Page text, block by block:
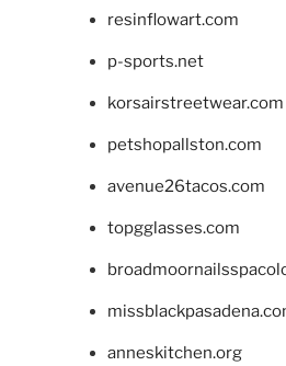
resinflowart.com
p-sports.net
korsairstreetwear.com
petshopallston.com
avenue26tacos.com
topgglasses.com
anneskitchen.org